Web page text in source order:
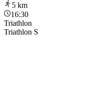
5 km
16:30
Triathlon
Triathlon S